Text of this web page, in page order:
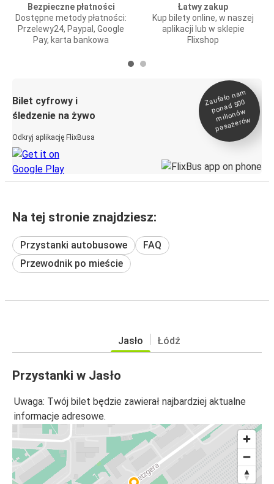
Bezpieczne płatności
Dostępne metody płatności:
Przelewy24, Paypal, Google
Pay, karta bankowa
Łatwy zakup
Kup bilety online, w naszej
aplikacji lub w sklepie
Flixshop
Bilet cyfrowy i
śledzenie na żywo
Odkryj aplikację FlixBusa
Zaufało na
m
ponad 500
milionó
w
pasażeró
w
Na tej stronie znajdziesz:
Przystanki autobusowe
FAQ
Przewodnik po mieście
Jasło Łódź
Przystanki w Jasło
Uwaga: Twój bilet będzie zawierał najbardziej aktualne
informacje adresowe.